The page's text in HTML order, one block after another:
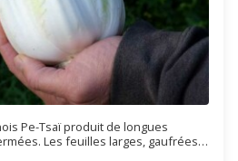
Pe-Tsaï produit de longues
Les feuilles larges, gaufrées,